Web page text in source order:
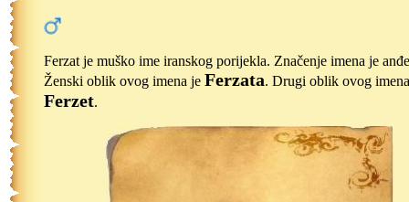
Ferzat je muško ime iranskog porijekla. Značenje imena je
Ženski oblik ovog imena je Ferzata. Drugi oblik ovog
Ferzet.